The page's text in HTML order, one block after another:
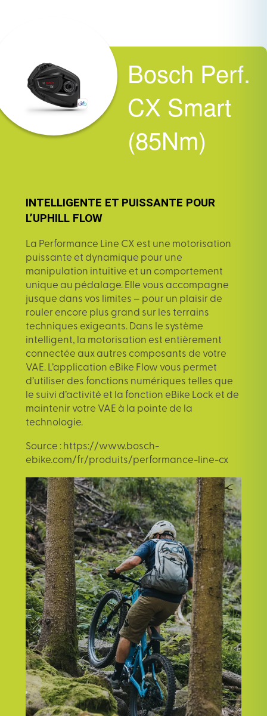
Bosch Perf.
CX Smart
(85Nm)
INTELLIGENTE ET PUISSANTE POUR
L’UPHILL FLOW
La Performance Line CX est une motorisation
puissante et dynamique pour une
manipulation intuitive et un comportement
unique au pédalage. Elle vous accompagne
jusque dans vos limites – pour un plaisir de
rouler encore plus grand sur les terrains
techniques exigeants. Dans le système
intelligent, la motorisation est entièrement
connectée aux autres composants de votre
VAE. L’application eBike Flow vous permet
d’utiliser des fonctions numériques telles que
le suivi d’activité et la fonction eBike Lock et de
maintenir votre VAE à la pointe de la
technologie.
Source : https://www.bosch-
ebike.com/fr/produits/performance-line-cx